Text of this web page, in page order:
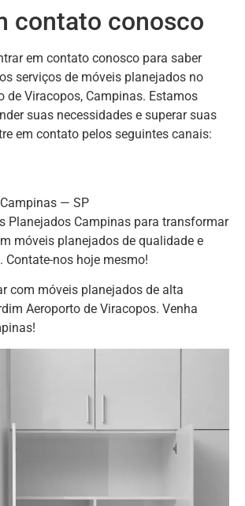
contato conosco
em contato conosco para saber
serviços de móveis planejados no
de Viracopos, Campinas. Estamos
suas necessidades e superar suas
em contato pelos seguintes canais:
Campinas — SP
Planejados Campinas para transformar
móveis planejados de qualidade e
Contate-nos hoje mesmo!
com móveis planejados de alta
Aeroporto de Viracopos. Venha